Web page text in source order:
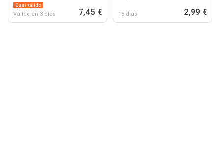
Casi válido
Válido en 3 días 7,45 € 15 días 2,99 €